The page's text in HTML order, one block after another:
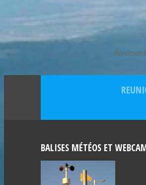
BALISES MÉTÉOS ET